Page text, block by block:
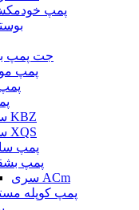
پمپ
جت پمپ
پمپ
سری KBZ
سری XQS
پمپ
پمپ
سری ACm
پمپ کوپله